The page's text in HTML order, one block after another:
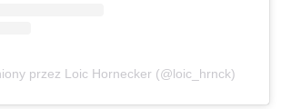
przez Loic Hornecker (@loic_hrnck)